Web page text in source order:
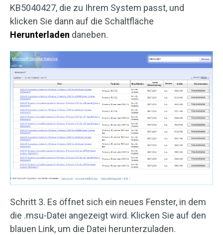
KB5040427, die zu Ihrem System passt, und
klicken Sie dann auf die Schaltfläche
Herunterladen daneben.
Schritt 3. Es öffnet sich ein neues Fenster, in dem
die .msu-Datei angezeigt wird. Klicken Sie auf den
blauen Link, um die Datei herunterzuladen.